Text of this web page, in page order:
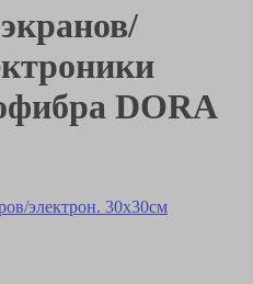
DORA